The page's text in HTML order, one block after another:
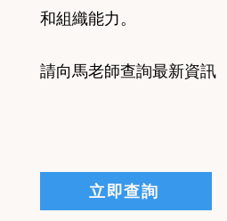
和組織能力。
請向馬老師查詢最新資訊
立即查詢